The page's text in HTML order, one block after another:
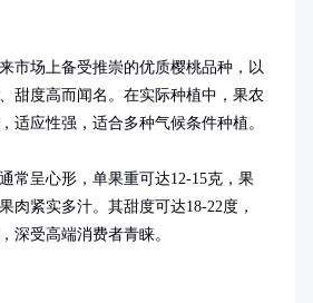
市场上备受推崇的优质樱桃品种，以
甜度高而闻名。在实际种植中，果农
适应性强，适合多种气候条件种植。
常呈心形，单果重可达12-15克，果
肉紧实多汁。其甜度可达18-22度，
深受高端消费者青睐。